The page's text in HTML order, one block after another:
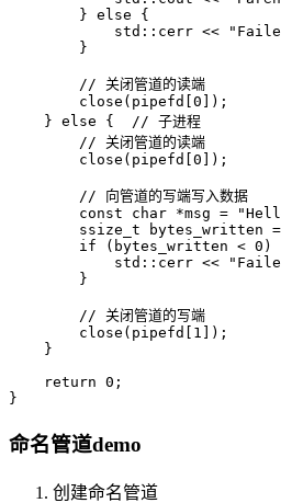
        } else {
std::cerr <<
        }
        // 关闭管道的读端
        close(pipefd[0]);
    } else {  // 子进程
        // 关闭管道的读端
        close(pipefd[0]);
        // 向管道的写端写入数据
const char *msg =
ssize_t bytes_written
if (bytes_written < 0)
std::cerr <<
        }
        // 关闭管道的写端
        close(pipefd[1]);
    }
    return 0;
命名管道demo
创建命名管道